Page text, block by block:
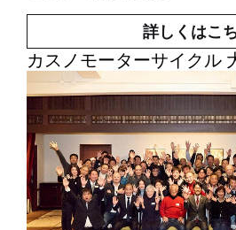
詳しくはこ
カスノモーターサイクル